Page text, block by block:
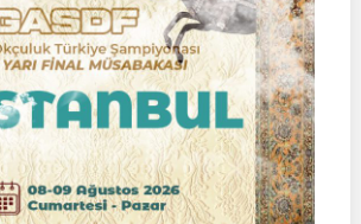
Müsabakası
15
Ağustos
2026
|
Ulupamir-
Erciş/VAN